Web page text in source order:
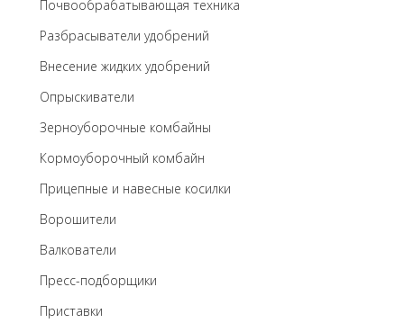
Почвообрабатывающая техника
Разбрасыватели удобрений
Внесение жидких удобрений
Опрыскиватели
Зерноуборочные комбайны
Кормоуборочный комбайн
Прицепные и навесные косилки
Ворошители
Валкователи
Пресс-подборщики
Приставки